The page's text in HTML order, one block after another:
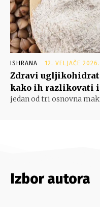
ISHRANA 12. VELJAČE 2026.
Zdravi
kako ih razlikovati
jedan od tri osnovna
Izbor autora